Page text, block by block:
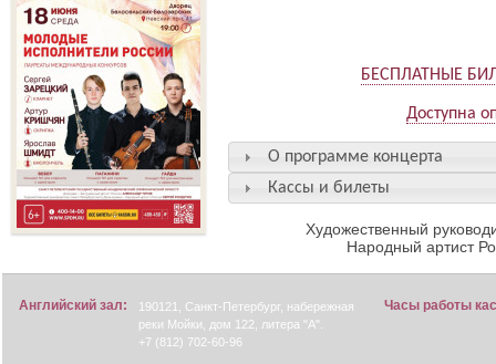
БЕСПЛАТНЫЕ
Доступна
О программе концерта
Кассы и билеты
Художественный
Народный артист
Английский зал:
190121, Санкт-Петербург, набережная
реки Мойки, дом 122, литера "А".
+7 (812) 702-60-96
Часы работы